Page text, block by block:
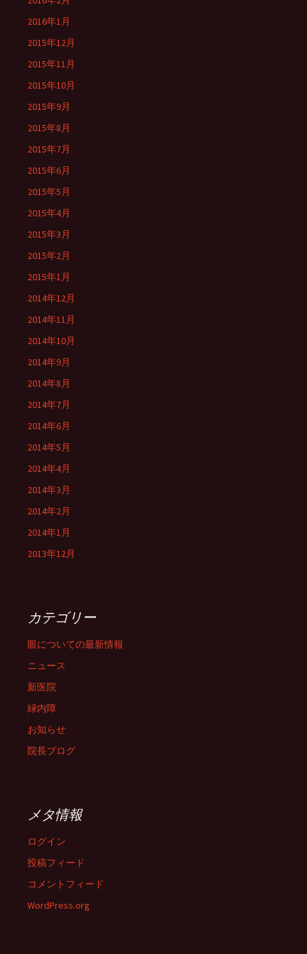
2016年1月
2015年12月
2015年11月
2015年10月
2015年9月
2015年8月
2015年7月
2015年6月
2015年5月
2015年4月
2015年3月
2015年2月
2015年1月
2014年12月
2014年11月
2014年10月
2014年9月
2014年8月
2014年7月
2014年6月
2014年5月
2014年4月
2014年3月
2014年2月
2014年1月
2013年12月
カテゴリー
眼についての最新情報
ニュース
新医院
緑内障
お知らせ
院長ブログ
メタ情報
ログイン
投稿フィード
コメントフィード
WordPress.org